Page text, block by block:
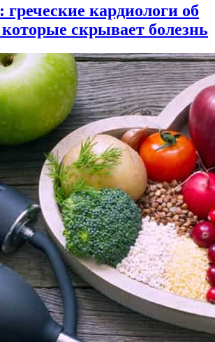
кардиологи об
скрывает болезнь